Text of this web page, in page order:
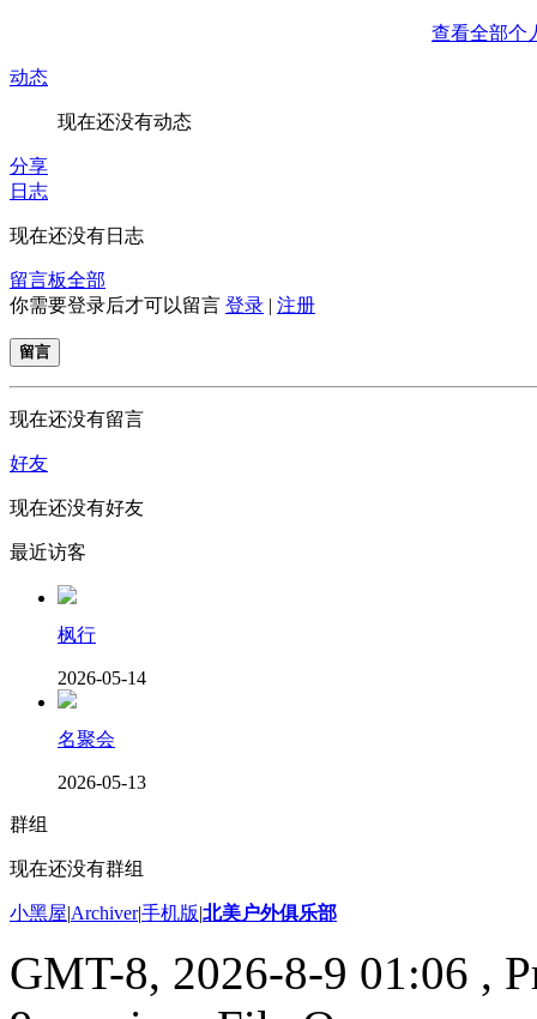
查看全部个
动态
现在还没有动态
分享
日志
现在还没有日志
留言板全部
你需要登录后才可以留言 登录 | 注册
留言
现在还没有留言
好友
现在还没有好友
最近访客
枫行
2026-05-14
名聚会
2026-05-13
群组
现在还没有群组
小黑屋|Archiver|手机版|北美户外俱乐部
GMT-8, 2026-8-9 01:06 ,